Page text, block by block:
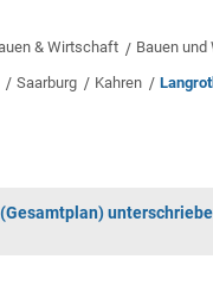
& Wirtschaft
Bauen und
Saarburg Kahren